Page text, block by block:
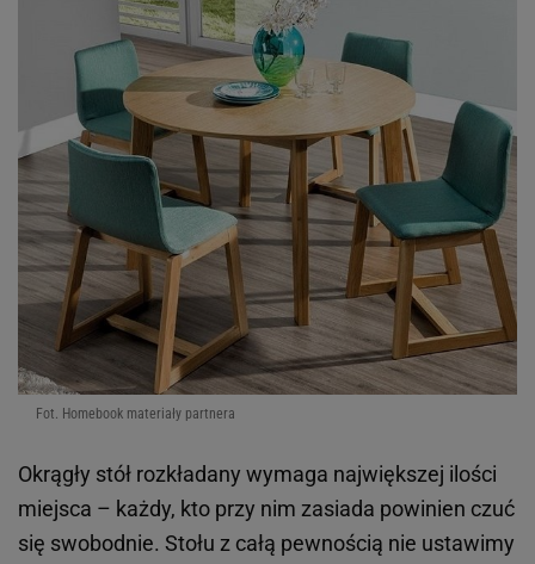
Fot. Homebook materiały partnera
Okrągły stół rozkładany wymaga największej ilości
miejsca – każdy, kto przy nim zasiada powinien czuć
się swobodnie. Stołu z całą pewnością nie ustawimy